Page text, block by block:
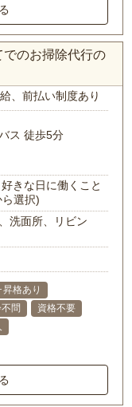
でのお掃除代行の
給、前払い制度あり
ス 徒歩5分
きな日に働くこと
選択)
洗面所、リビン
昇格あり
問
資格不要